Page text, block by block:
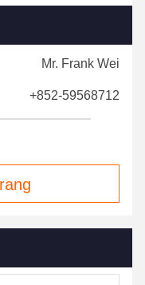
Mr. Frank Wei
+852-59568712